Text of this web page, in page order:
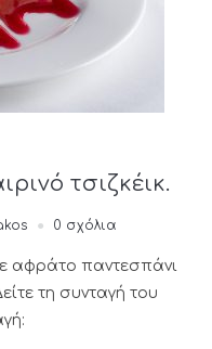
τσιζκέικ.
0 σχόλια
αφράτο παντεσπάνι
τη συνταγή του